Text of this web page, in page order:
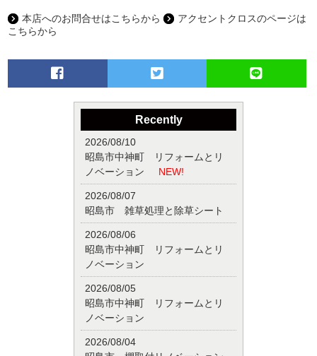
本店へのお問合せはこちらから
アクセントクロスのページは
こちらから
Recently
2026/08/10
昭島市中神町 リフォームとリ
ノベーション
NEW!
2026/08/07
昭島市 雑草処理と除草シート
2026/08/06
昭島市中神町 リフォームとリ
ノベーション
2026/08/05
昭島市中神町 リフォームとリ
ノベーション
2026/08/04